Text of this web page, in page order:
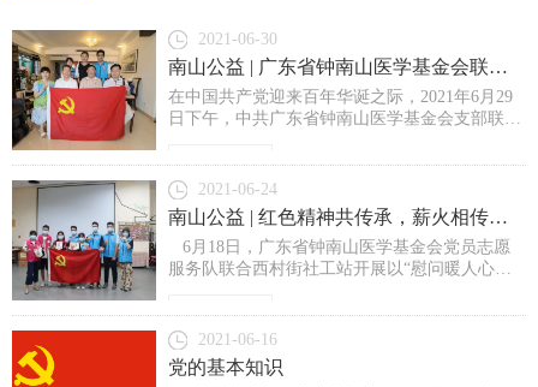
2021-06-30
南山公益 | 广东省钟南山医学基金会联合多个党支部举办“我为群众办实事”的慰问退休党员活动
在中国共产党迎来百年华诞之际，2021年6月29
日下午，中共广东省钟南山医学基金会支部联合
研究院第五党支部、广州市医疗行业协会党支部
党员志愿者开展慰问退休党员活动，活动以党建
引领、志愿先行为载体，到达前广州呼吸疾病研
究所所长肖正伦党员同志家中，为其送去水果、
牛奶、鲜花、便捷式按摩器等暖心慰问礼包，党
员志愿者们了解肖教授身体状况，倾听其非典型
了解详情>
2021-06-24
南山公益 | 红色精神共传承，薪火相传暖人心！广东省钟南山基金会联合西村街社工站开展慰问老党员活动
6月18日，广东省钟南山医学基金会党员志愿
服务队联合西村街社工站开展以“慰问暖人心，
区西村街老党员、困难党员和老干部进行走访慰
问，向他们送去组织的温暖与关怀。 基金会党
员志愿服务队与西村街社工站社工合影 活动以
党建引领、志愿先行为...
了解详情>
2021-06-16
党的基本知识